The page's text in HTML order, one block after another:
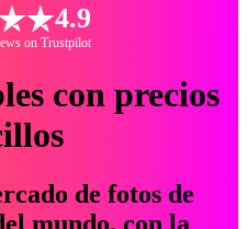
4.9
on Trustpilot
con precios
de fotos de